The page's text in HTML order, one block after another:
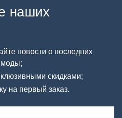
наших
новости о последних
скидками;
на первый заказ.